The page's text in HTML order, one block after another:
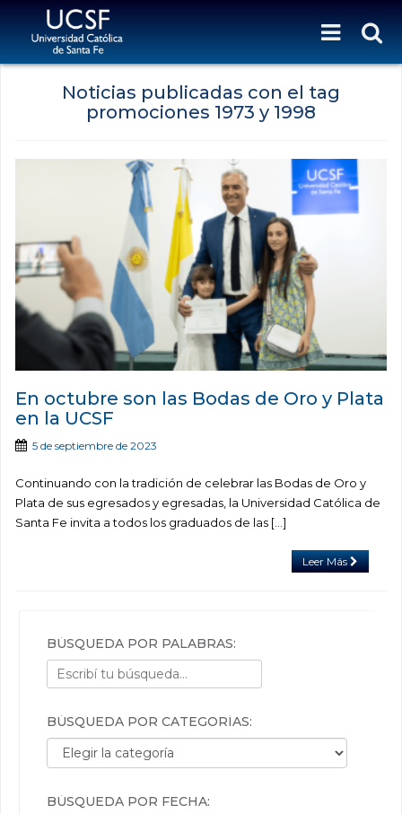
Noticias publicadas con el tag
promociones 1973 y 1998
En octubre son las Bodas de Oro y Plata
en la UCSF
5 de septiembre de 2023
Continuando con la tradición de celebrar las Bodas de Oro y
Plata de sus egresados y egresadas, la Universidad Católica de
Santa Fe invita a todos los graduados de las […]
Leer Más
BÚSQUEDA POR PALABRAS:
BÚSQUEDA POR CATEGORÍAS:
Búsqueda por categorías:
BÚSQUEDA POR FECHA: